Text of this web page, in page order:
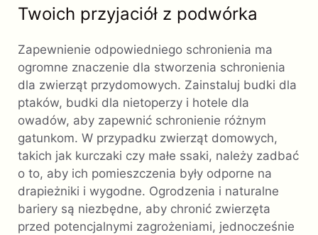
Twoich przyjaciół z podwórka
Zapewnienie odpowiedniego schronienia ma
ogromne znaczenie dla stworzenia schronienia
dla zwierząt przydomowych. Zainstaluj budki dla
ptaków, budki dla nietoperzy i hotele dla
owadów, aby zapewnić schronienie różnym
gatunkom. W przypadku zwierząt domowych,
takich jak kurczaki czy małe ssaki, należy zadbać
o to, aby ich pomieszczenia były odporne na
drapieżniki i wygodne. Ogrodzenia i naturalne
bariery są niezbędne, aby chronić zwierzęta
przed potencjalnymi zagrożeniami, jednocześnie